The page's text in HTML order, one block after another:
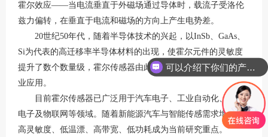
霍尔效应——当电流垂直于外磁场通过导体时，载流子受洛伦
兹力偏转，在垂直于电流和磁场的方向上产生电势差。
20世纪50年代，随着半导体技术的兴起，以InSb、GaAs、
Si为代表的高迁移率半导体材料的出现，使霍尔元件的灵敏度
提升了数个数量级，霍尔传感器由此走出实验室，逐步进入工
业应用。
目前霍尔传感器已广泛用于汽车电子、工业自动化、消费
电子及物联网等领域。随着新能源汽车与智能传感需求增长，
高灵敏度、低温漂、高带宽、低功耗成为当前研究重点。
可以介绍下你们的产品么？